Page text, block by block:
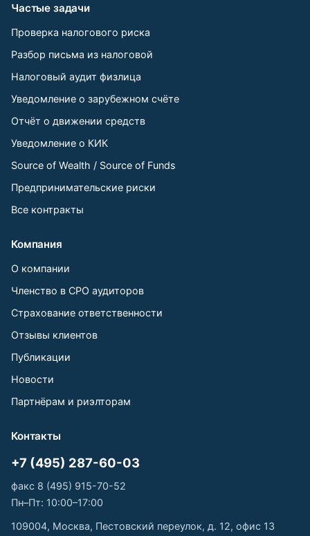
Частые задачи
Проверка налогового риска
Разбор письма из налоговой
Налоговый аудит физлица
Уведомление о зарубежном счёте
Отчёт о движении средств
Уведомление о КИК
Source of Wealth / Source of Funds
Предпринимательские риски
Все контракты
Компания
О компании
Членство в СРО аудиторов
Страхование ответственности
Отзывы клиентов
Публикации
Новости
Партнёрам и риэлторам
Контакты
+7 (495) 287-60-03
факс 8 (495) 915-70-52
Пн–Пт: 10:00–17:00
109004, Москва, Пестовский переулок, д. 12, офис 13